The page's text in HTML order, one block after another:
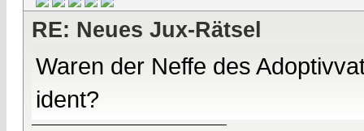
RE: Neues Jux-Rätsel
Waren der Neffe des
ident?